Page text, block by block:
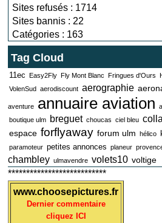
Sites refusés : 1714
Sites bannis : 22
Catégories : 163
Tag Cloud
11ec Easy2Fly Fly Mont Blanc Fringues d'Ours
VolenSud aerodiscount aerographie
aventure annuaire aviation
boutique ulm breguet choucas ciel bleu
espace forflyaway forum ulm hélico
paramoteur petites annonces planeur
chambley ulmavendre volets10 voltige
***************************
www.choosepictures.fr
Dernier commentaire
cliquez ICI